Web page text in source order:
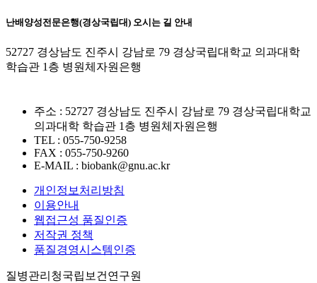
난배양성전문은행(경상국립대) 오시는 길 안내
52727 경상남도 진주시 강남로 79 경상국립대학교 의과대학
학습관 1층 병원체자원은행
주소 : 52727 경상남도 진주시 강남로 79 경상국립대학교
의과대학 학습관 1층 병원체자원은행
TEL : 055-750-9258
FAX : 055-750-9260
E-MAIL : biobank@gnu.ac.kr
개인정보처리방침
이용안내
웹접근성 품질인증
저작권 정책
품질경영시스템인증
질병관리청국립보건연구원